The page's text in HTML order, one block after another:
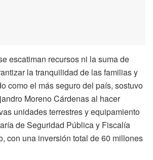
escatiman recursos ni la suma de
la tranquilidad de las familias y
como el más seguro del país, sostuvo
Moreno Cárdenas al hacer
unidades terrestres y equipamiento
de Seguridad Pública y Fiscalía
con una inversión total de 60 millones